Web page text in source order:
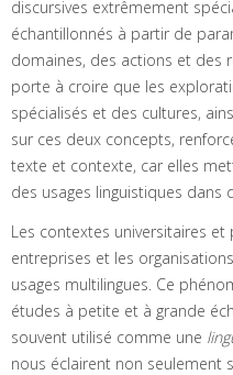
discursives extrêmement
échantillonnés à partir de
domaines, des actions et des
porte à croire que les
spécialisés et des cultures,
sur ces deux concepts,
texte et contexte, car elles
des usages linguistiques dans
Les contextes universitaires
entreprises et les
usages multilingues. Ce
études à petite et à grande
souvent utilisé comme une
nous éclairent non seulement